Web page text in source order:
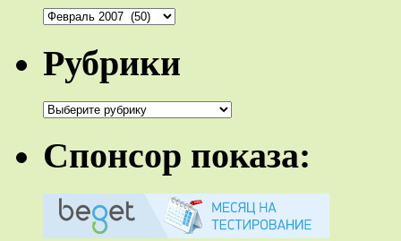
Архивы
Рубрики
Рубрики
Спонсор показа: